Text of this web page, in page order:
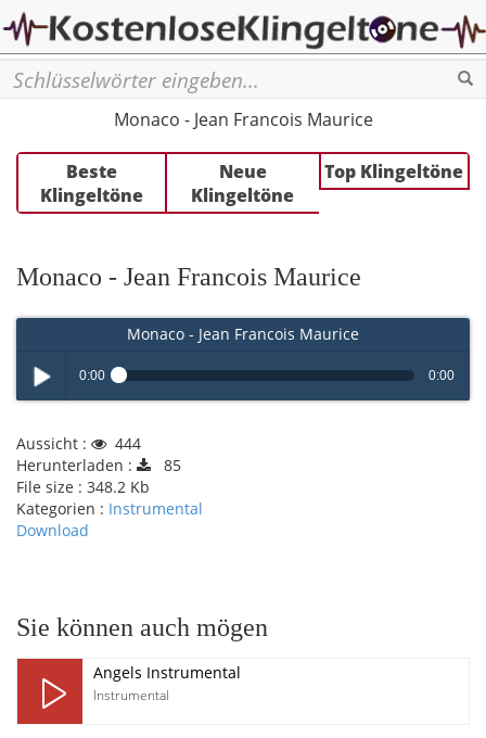
Monaco - Jean Francois Maurice
Beste
Klingeltöne
Neue
Klingeltöne
Top Klingeltöne
Monaco - Jean Francois Maurice
Monaco - Jean Francois Maurice
Play /
0:00 0:00
Aussicht :
444
Herunterladen :
85
File size : 348.2 Kb
Kategorien : Instrumental
Download
Sie können auch mögen
Angels Instrumental
Instrumental